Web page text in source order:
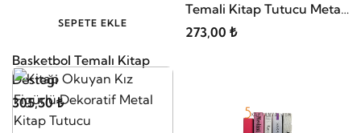
SEPETE EKLE
Basketbol Temalı Kitap
Desteği
305,50 ₺
Temali Kitap Tutucu Metal
Destekleri
273,00 ₺